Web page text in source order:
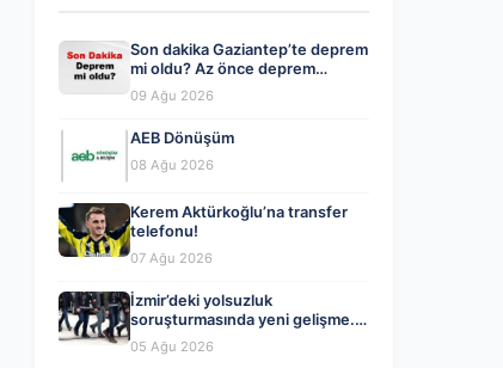
Son dakika Gaziantep’te deprem
mi oldu? Az önce deprem
Gaziantep’te nerede oldu?
Gaziantep deprem Kandilli ve
Ağustos 2026
09 Ağu 2026
AEB Dönüşüm
08 Ağu 2026
Kerem Aktürkoğlu’na transfer
telefonu!
07 Ağu 2026
İzmir’deki yolsuzluk
soruşturmasında yeni gelişme.
Veli Ağbaba’nın ağabeyi dahil iki
kişi gözaltında
05 Ağu 2026